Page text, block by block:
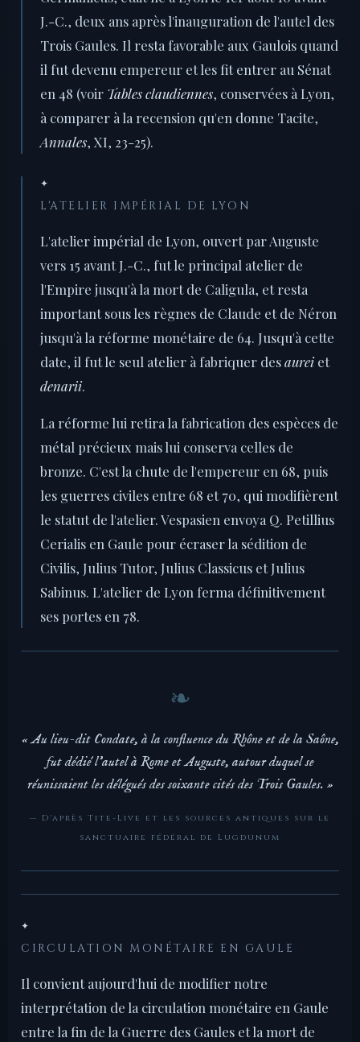
J.-C., deux ans après l'inauguration de l'autel des
Trois Gaules. Il resta favorable aux Gaulois quand
il fut devenu empereur et les fit entrer au Sénat
en 48 (voir Tables claudiennes, conservées à Lyon,
à comparer à la recension qu'en donne Tacite,
Annales, XI, 23-25).
✦
L'ATELIER IMPÉRIAL DE LYON
L'atelier impérial de Lyon, ouvert par Auguste
vers 15 avant J.-C., fut le principal atelier de
l'Empire jusqu'à la mort de Caligula, et resta
important sous les règnes de Claude et de Néron
jusqu'à la réforme monétaire de 64. Jusqu'à cette
date, il fut le seul atelier à fabriquer desaurei et
denarii.
La réforme lui retira la fabrication des espèces de
métal précieux mais lui conserva celles de
bronze. C'est la chute de l'empereur en 68, puis
les guerres civiles entre 68 et 70, qui modifièrent
le statut de l'atelier. Vespasien envoya Q. Petillius
Cerialis en Gaule pour écraser la sédition de
Civilis, Julius Tutor, Julius Classicus et Julius
Sabinus. L'atelier de Lyon ferma définitivement
ses portes en 78.
« Au lieu-dit Condate, à la confluence du Rhône et de la Saône,
fut dédié l'autel à Rome et Auguste, autour duquel se
réunissaient les délégués des soixante cités des Trois Gaules. »
— D'après Tite-Live et les sources antiques sur le
sanctuaire fédéral de Lugdunum
✦
CIRCULATION MONÉTAIRE EN GAULE
Il convient aujourd'hui de modifier notre
interprétation de la circulation monétaire en Gaule
entre la fin de la Guerre des Gaules et la mort de